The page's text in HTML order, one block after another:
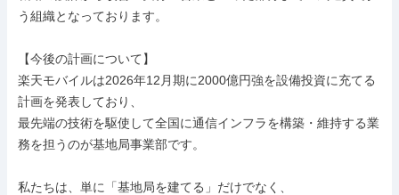
う組織となっております。
【今後の計画について】
楽天モバイルは2026年12月期に2000億円強を設備投資に充てる
計画を発表しており、
最先端の技術を駆使して全国に通信インフラを構築・維持する業
務を担うのが基地局事業部です。
私たちは、単に「基地局を建てる」だけでなく、